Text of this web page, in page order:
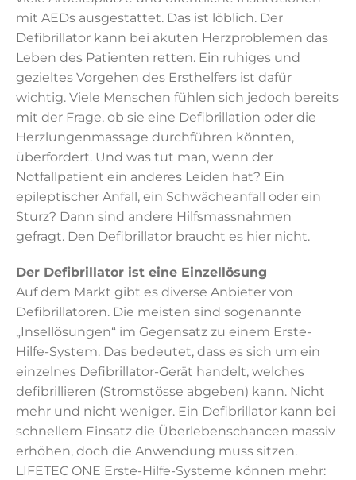
mit AEDs ausgestattet. Das ist löblich. Der
Defibrillator kann bei akuten Herzproblemen das
Leben des Patienten retten. Ein ruhiges und
gezieltes Vorgehen des Ersthelfers ist dafür
wichtig. Viele Menschen fühlen sich jedoch bereits
mit der Frage, ob sie eine Defibrillation oder die
Herzlungenmassage durchführen könnten,
überfordert. Und was tut man, wenn der
Notfallpatient ein anderes Leiden hat? Ein
epileptischer Anfall, ein Schwächeanfall oder ein
Sturz? Dann sind andere Hilfsmassnahmen
gefragt. Den Defibrillator braucht es hier nicht.
Der Defibrillator ist eine Einzellösung
Auf dem Markt gibt es diverse Anbieter von
Defibrillatoren. Die meisten sind sogenannte
„Insellösungen“ im Gegensatz zu einem Erste-
Hilfe-System. Das bedeutet, dass es sich um ein
einzelnes Defibrillator-Gerät handelt, welches
defibrillieren (Stromstösse abgeben) kann. Nicht
mehr und nicht weniger. Ein Defibrillator kann bei
schnellem Einsatz die Überlebenschancen massiv
erhöhen, doch die Anwendung muss sitzen.
LIFETEC ONE Erste-Hilfe-Systeme können mehr: